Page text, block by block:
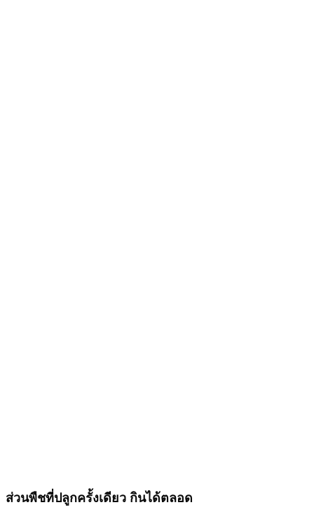
ส่วนพืชที่ปลูกครั้งเดียว กินได้ตลอด